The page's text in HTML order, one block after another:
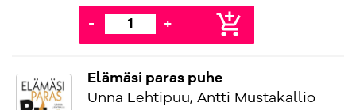
- + add_shopping_cart
Elämäsi paras puhe
Unna Lehtipuu, Antti Mustakallio